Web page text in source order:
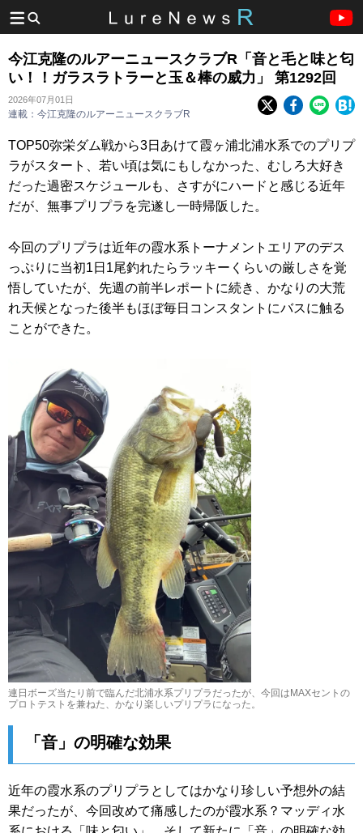
今江克隆のルアーニュースクラブR「音と毛と味と匂
い！！ガラスラトラーと玉＆棒の威力」 第1292回
2026年07月01日
連載：今江克隆のルアーニュースクラブR
TOP50弥栄ダム戦から3日あけて霞ヶ浦北浦水系でのプリプ
ラがスタート、若い頃は気にもしなかった、むしろ大好き
だった過密スケジュールも、さすがにハードと感じる近年
だが、無事プリプラを完遂し一時帰阪した。
今回のプリプラは近年の霞水系トーナメントエリアのデス
っぷりに当初1日1尾釣れたらラッキーくらいの厳しさを覚
悟していたが、先週の前半レポートに続き、かなりの大荒
れ天候となった後半もほぼ毎日コンスタントにバスに触る
ことができた。
連日ボーズ当たり前で臨んだ北浦水系プリプラだったが、今回はMAXセントの
プロトテストを兼ねた、かなり楽しいプリプラになった。
「音」の明確な効果
近年の霞水系のプリプラとしてはかなり珍しい予想外の結
果だったが、今回改めて痛感したのが霞水系？マッディ水